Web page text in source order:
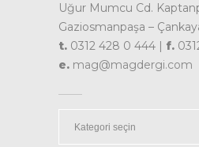
Uğur Mumcu Cd.
Gaziosmanpaşa –
t. 0312 428 0 444 | f.
e. mag@magdergi.com